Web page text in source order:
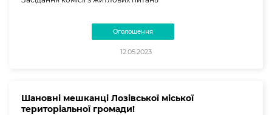
Оголошення
12.05.2023
Шановні мешканці Лозівської міської
територіальної громади!